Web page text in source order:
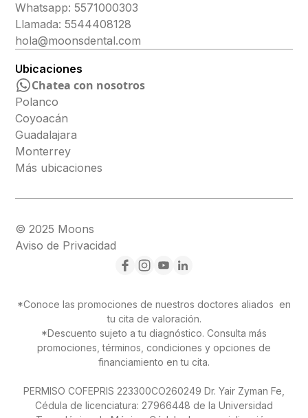
Whatsapp: 5571000303
Llamada: 5544408128
hola@moonsdental.com
Ubicaciones
Chatea con nosotros
Polanco
Coyoacán
Guadalajara
Monterrey
Más ubicaciones
© 2025 Moons
Aviso de Privacidad
*Conoce las promociones de nuestros doctores aliados en
tu cita de valoración.
*Descuento sujeto a tu diagnóstico. Consulta más
promociones, términos, condiciones y opciones de
financiamiento en tu cita.
PERMISO COFEPRIS 223300CO260249 Dr. Yair Zyman Fe,
Cédula de licenciatura: 27966448 de la Universidad